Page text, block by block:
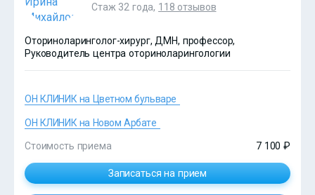
?>
Стаж 32 года, 118 отзывов
Оториноларинголог-хирург, ДМН, профессор,
Руководитель центра оториноларингологии
ОН КЛИНИК на Цветном бульваре
ОН КЛИНИК на Новом Арбате
Стоимость приема 7 100 ₽
Записаться на прием